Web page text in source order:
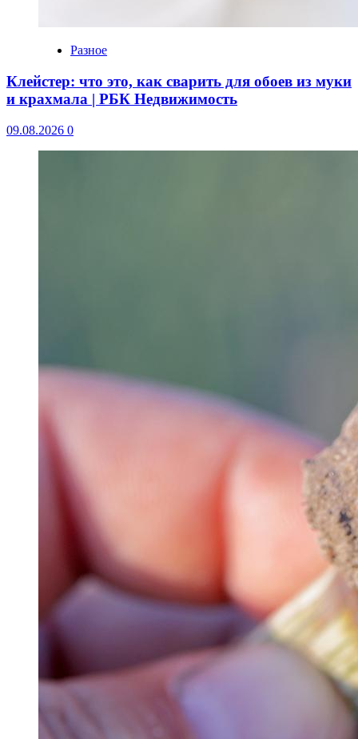
Разное
Клейстер: что это, как сварить для обоев из муки
и крахмала | РБК Недвижимость
09.08.2026 0